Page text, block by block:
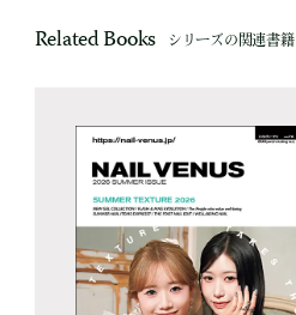
Related Books シリーズの関連書籍